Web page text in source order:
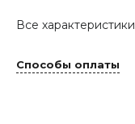
Все характеристики
Способы оплаты